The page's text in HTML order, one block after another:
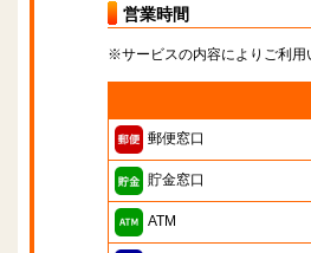
営業時間
※サービスの内容によりご利用
郵便窓口
貯金窓口
ATM